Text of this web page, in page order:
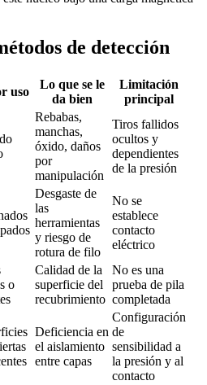
de detección
uso
Lo que se le
da bien
Limitación
principal
Rebabas,
manchas,
óxido, daños
por
manipulación
Tiros fallidos
ocultos y
dependientes
de la presión
Desgaste de
las
herramientas
y riesgo de
rotura de filo
No se
establece
contacto
eléctrico
o
Calidad de la
superficie del
recubrimiento
No es una
prueba de pila
completada
Deficiencia en
el aislamiento
entre capas
Configuración
de
sensibilidad a
la presión y al
contacto